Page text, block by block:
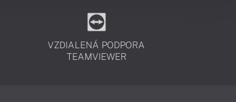
VZDIALENÁ PODPORA
TEAMVIEWER